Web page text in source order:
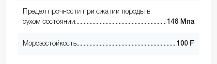
Предел прочности при сжатии породы в
сухом состоянии
146 Мпа
Морозостойкость 100 F